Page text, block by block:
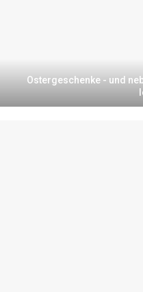
Ostergeschenke - und